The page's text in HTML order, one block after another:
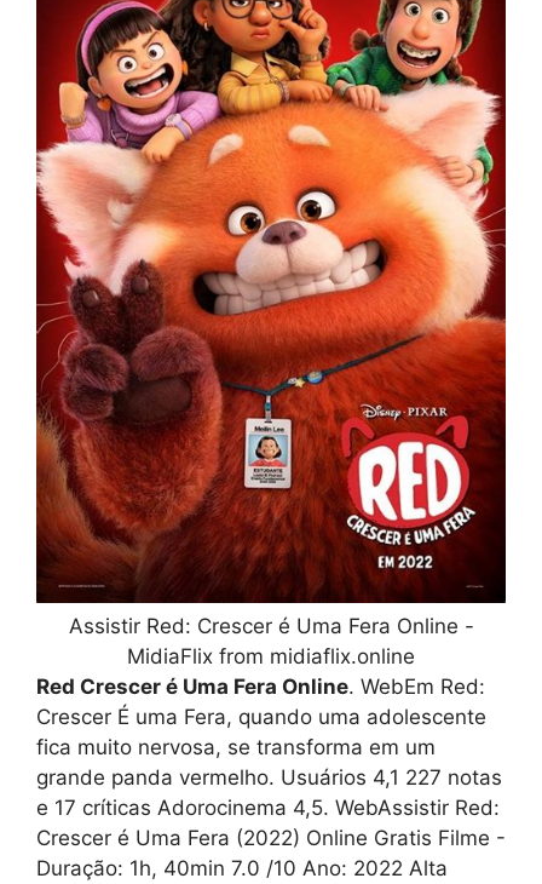
Assistir Red: Crescer é Uma Fera Online -
MidiaFlix from midiaflix.online
Red Crescer é Uma Fera Online. WebEm Red:
Crescer É uma Fera, quando uma adolescente
fica muito nervosa, se transforma em um
grande panda vermelho. Usuários 4,1 227 notas
e 17 críticas Adorocinema 4,5. WebAssistir Red:
Crescer é Uma Fera (2022) Online Gratis Filme -
Duração: 1h, 40min 7.0 /10 Ano: 2022 Alta